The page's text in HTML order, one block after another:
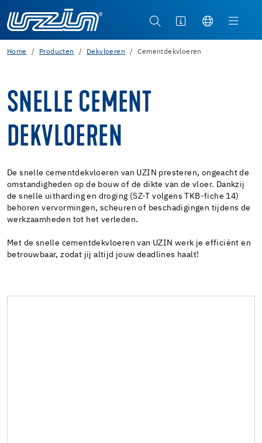
Home Producten Dekvloeren Cementdekvloeren
SNELLE CEMENT
DEKVLOEREN
De snelle cementdekvloeren van UZIN presteren, ongeacht de
omstandigheden op de bouw of de dikte van de vloer. Dankzij
de snelle uitharding en droging (SZ-T volgens TKB-fiche 14)
behoren vervormingen, scheuren of beschadigingen tijdens de
werkzaamheden tot het verleden.
Met de snelle cementdekvloeren van UZIN werk je efficiënt en
betrouwbaar, zodat jij altijd jouw deadlines haalt!